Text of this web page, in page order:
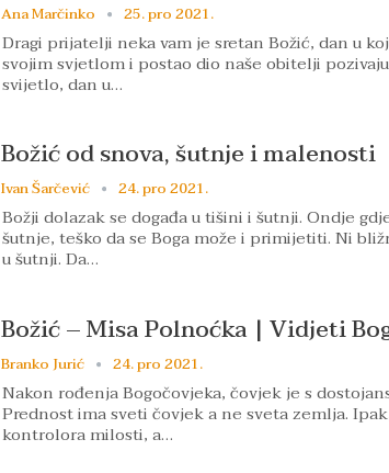
Ana Marčinko 25. pro 2021.
Dragi prijatelji neka vam je sretan Božić, dan u
svojim svjetlom i postao dio naše obitelji
svijetlo, dan u…
Božić od snova, šutnje i malenosti
Ivan Šarčević 24. pro 2021.
Božji dolazak se događa u tišini i šutnji. Ondje
šutnje, teško da se Boga može i primijetiti. Ni
u šutnji. Da…
Božić – Misa Polnoćka | Vidjeti
Branko Jurić 24. pro 2021.
Nakon rođenja Bogočovjeka, čovjek je s
Prednost ima sveti čovjek a ne sveta zemlja.
kontrolora milosti, a…